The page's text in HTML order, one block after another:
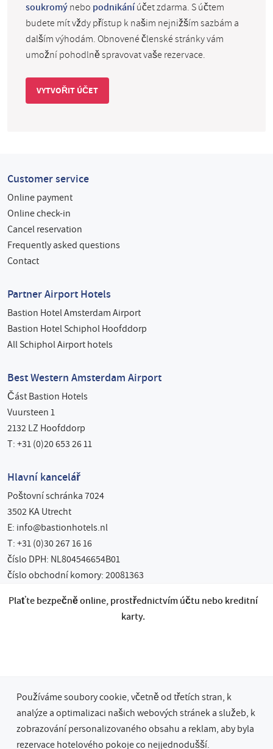
soukromýnebo podnikáníúčet zdarma. S účtem
budete mít vždy přístup k našim nejnižším sazbám a
dalším výhodám. Obnovené členské stránky vám
umožní pohodlně spravovat vaše rezervace.
VYTVOŘIT ÚČET
Customer service
Online payment
Online check-in
Cancel reservation
Frequently asked questions
Contact
Partner Airport Hotels
Bastion Hotel Amsterdam Airport
Bastion Hotel Schiphol Hoofddorp
All Schiphol Airport hotels
Best Western Amsterdam Airport
Část Bastion Hotels
Vuursteen 1
2132 LZ Hoofddorp
T: +31 (0)20 653 26 11
Hlavní kancelář
Poštovní schránka 7024
3502 KA Utrecht
E: info@bastionhotels.nl
T: +31 (0)30 267 16 16
číslo DPH: NL804546654B01
číslo obchodní komory: 20081363
Plaťte bezpečně online, prostřednictvím účtu nebo kreditní
karty.
© 2026 Bastion Hotel Group
Používáme soubory cookie, včetně od třetích stran, k
analýze a optimalizaci našich webových stránek a služeb, k
zobrazování personalizovaného obsahu a reklam, aby byla
rezervace hotelového pokoje co nejjednodušší.